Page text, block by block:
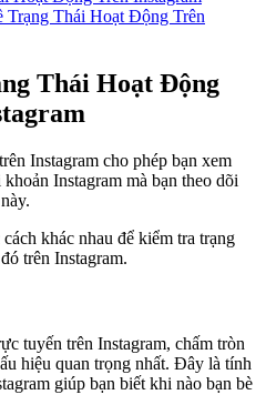
Thái Hoạt Động Trên
Thái Hoạt Động
Instagram cho phép bạn xem
Instagram mà bạn theo dõi
khác nhau để kiểm tra trạng
trên Instagram.
tuyến trên Instagram, chấm tròn
hiệu quan trọng nhất. Đây là tính
giúp bạn biết khi nào bạn bè